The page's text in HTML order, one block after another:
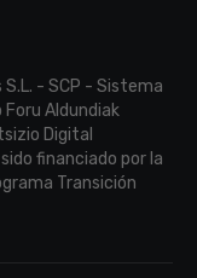
- SCP - Sistema
Aldundiak
Digital
financiado por la
Transición